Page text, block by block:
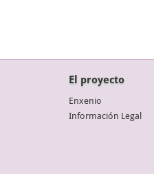
El proyecto
Enxenio
Información Legal